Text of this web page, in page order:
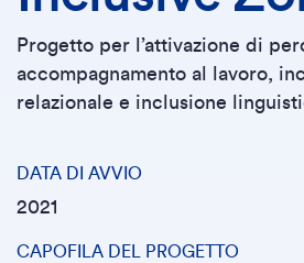
Progetto per l’attivazione di
accompagnamento al lavoro,
relazionale e inclusione
DATA DI AVVIO
2021
CAPOFILA DEL PROGETTO